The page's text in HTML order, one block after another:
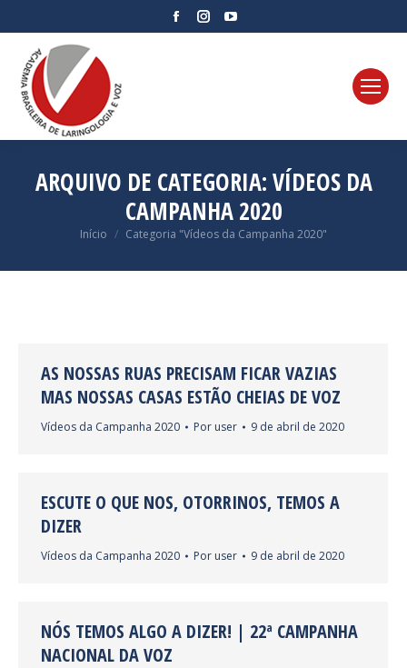
FacebookInstagram
ARQUIVO DE CATEGORIA:VÍDEOS DA
CAMPANHA 2020
Você está aqui:
Início Categoria "Vídeos da Campanha 2020"
AS NOSSAS RUAS PRECISAM FICAR VAZIAS
MAS NOSSAS CASAS ESTÃO CHEIAS DE VOZ
Vídeos da Campanha 2020 Por user 9 de abril de 2020
ESCUTE O QUE NOS, OTORRINOS, TEMOS A
DIZER
Vídeos da Campanha 2020 Por user 9 de abril de 2020
NÓS TEMOS ALGO A DIZER! | 22ª CAMPANHA
NACIONAL DA VOZ